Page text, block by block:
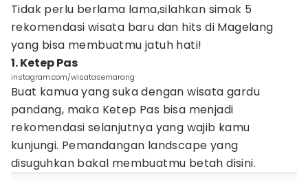
Tidak perlu berlama lama,silahkan simak 5
rekomendasi wisata baru dan hits di Magelang
yang bisa membuatmu jatuh hati!
1. Ketep Pas
instagram.com/wisatasemarang
Buat kamua yang suka dengan wisata gardu
pandang, maka Ketep Pas bisa menjadi
rekomendasi selanjutnya yang wajib kamu
kunjungi. Pemandangan landscape yang
disuguhkan bakal membuatmu betah disini.